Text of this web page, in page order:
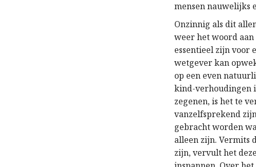
mensen nauwelijks
Onzinnig als dit
weer het woord
essentieel zijn voor
wetgever kan
op een even
kind-verhoudingen
zegenen, is het te
vanzelfsprekend
gebracht worden
alleen zijn. Vermits
zijn, vervult het